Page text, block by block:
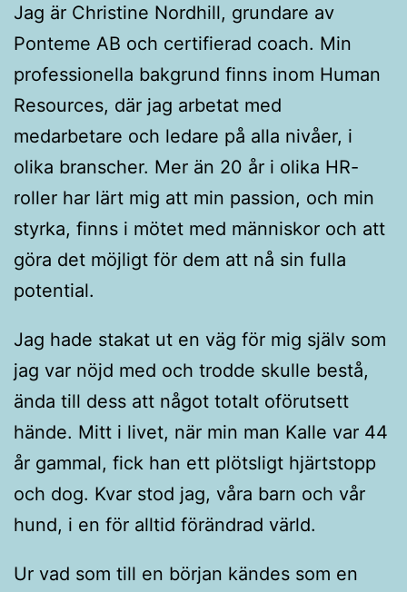
Jag är Christine Nordhill, grundare av
Ponteme AB och certifierad coach. Min
professionella bakgrund finns inom Human
Resources, där jag arbetat med
medarbetare och ledare på alla nivåer, i
olika branscher. Mer än 20 år i olika HR-
roller har lärt mig att min passion, och min
styrka, finns i mötet med människor och att
göra det möjligt för dem att nå sin fulla
potential.
Jag hade stakat ut en väg för mig själv som
jag var nöjd med och trodde skulle bestå,
ända till dess att något totalt oförutsett
hände. Mitt i livet, när min man Kalle var 44
år gammal, fick han ett plötsligt hjärtstopp
och dog. Kvar stod jag, våra barn och vår
hund, i en för alltid förändrad värld.
Ur vad som till en början kändes som en